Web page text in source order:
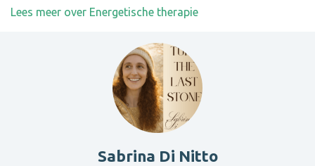
Lees meer over Energetische therapie
Sabrina Di Nitto